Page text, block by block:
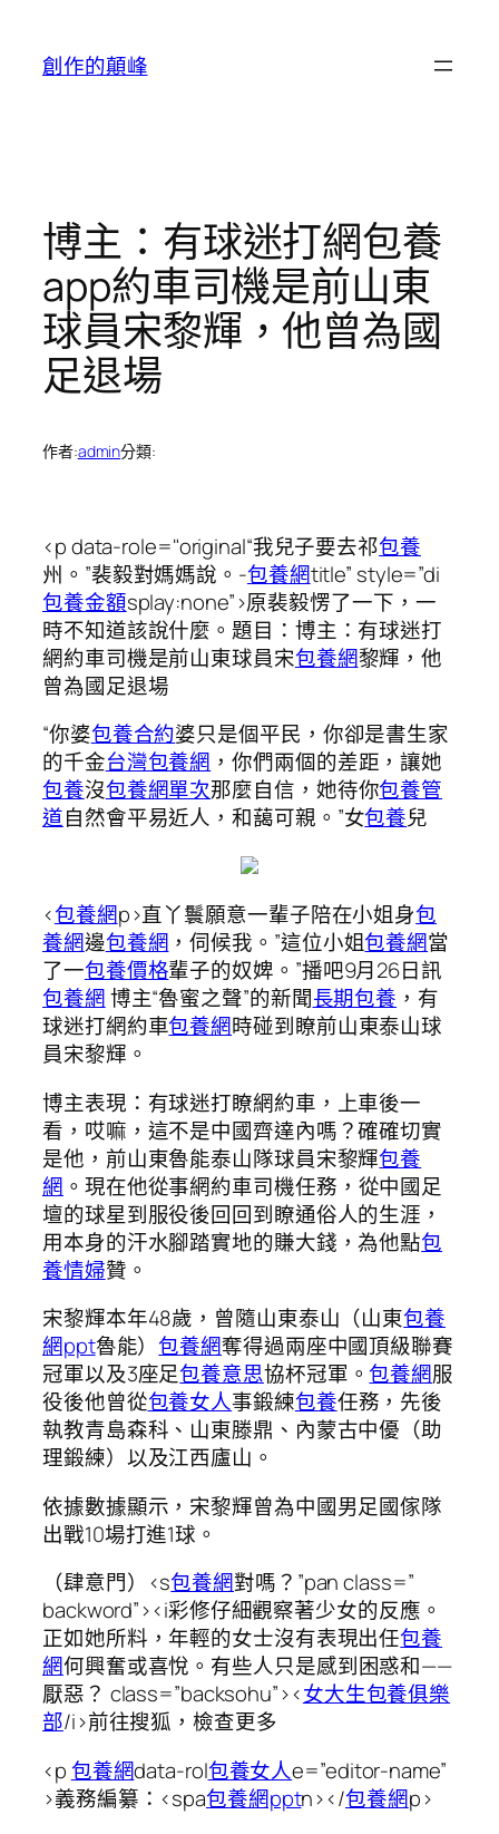
創作的顛峰
博主：有球迷打網包養
app約車司機是前山東
球員宋黎輝，他曾為國
足退場
作者:admin分類:
<p data-role="original“我兒子要去祁包養
州。”裴毅對媽媽說。-包養網title” style=”di
包養金額splay:none”>原裴毅愣了一下，一
時不知道該說什麼。題目：博主：有球迷打
網約車司機是前山東球員宋包養網黎輝，他
曾為國足退場
“你婆包養合約婆只是個平民，你卻是書生家
的千金台灣包養網 ，你們兩個的差距，讓她
包養沒包養網單次那麼自信，她待你包養管
道自然會平易近人，和藹可親。”女包養兒
<包養網p>直丫鬟願意一輩子陪在小姐身包
養網邊包養網 ，伺候我。”這位小姐包養網當
了一包養價格輩子的奴婢。”播吧9月26日訊
包養網博主“魯蜜之聲”的新聞長期包養 ，有
球迷打網約車包養網時碰到瞭前山東泰山球
員宋黎輝。
博主表現：有球迷打瞭網約車，上車後一
看，哎嘛，這不是中國齊達內嗎？確確切實
是他，前山東魯能泰山隊球員宋黎輝包養
網 。現在他從事網約車司機任務，從中國足
壇的球星到服役後回回到瞭通俗人的生涯，
用本身的汗水腳踏實地的賺大錢，為他點包
養情婦贊。
宋黎輝本年48歲，曾隨山東泰山（山東包養
網ppt魯能）包養網奪得過兩座中國頂級聯賽
冠軍以及3座足包養意思協杯冠軍。包養網服
役後他曾從包養女人事鍛練包養任務，先後
執教青島森科、山東滕鼎、內蒙古中優（助
理鍛練）以及江西廬山。
依據數據顯示，宋黎輝曾為中國男足國傢隊
出戰10場打進1球。
（肆意門）<s包養網對嗎？”pan class=”
backword”><i彩修仔細觀察著少女的反應。
正如她所料，年輕的女士沒有表現出任包養
網何興奮或喜悅。有些人只是感到困惑和——
厭惡？ class=”backsohu”><女大生包養俱樂
部/i>前往搜狐，檢查更多
<p包養網data-rol包養女人e=”editor-name”
>義務編纂：<spa包養網pptn></包養網p>